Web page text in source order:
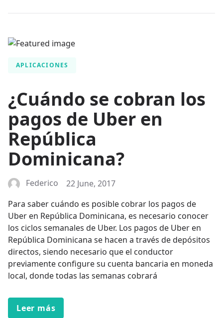
APLICACIONES
¿Cuándo se cobran los
pagos de Uber en
República
Dominicana?
Federico
22 June, 2017
Para saber cuándo es posible cobrar los pagos de
Uber en República Dominicana, es necesario conocer
los ciclos semanales de Uber. Los pagos de Uber en
República Dominicana se hacen a través de depósitos
directos, siendo necesario que el conductor
previamente configure su cuenta bancaria en moneda
local, donde todas las semanas cobrará
Leer más